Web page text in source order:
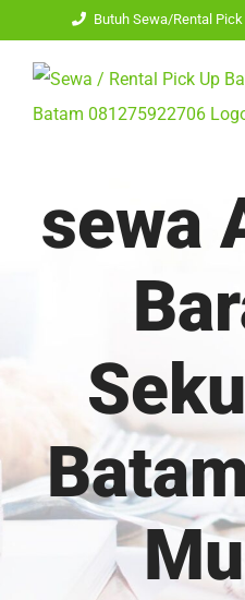
content
Butuh Sewa/Rental
sewa